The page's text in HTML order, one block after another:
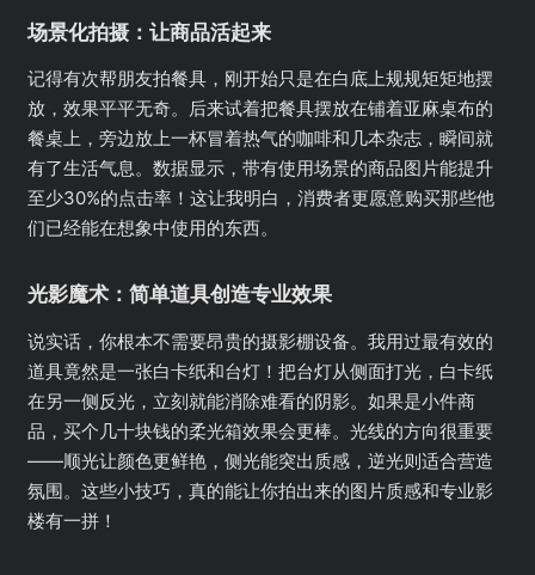
场景化拍摄：让商品活起来
记得有次帮朋友拍餐具，刚开始只是在白底上规规矩矩地摆
放，效果平平无奇。后来试着把餐具摆放在铺着亚麻桌布的
餐桌上，旁边放上一杯冒着热气的咖啡和几本杂志，瞬间就
有了生活气息。数据显示，带有使用场景的商品图片能提升
至少30%的点击率！这让我明白，消费者更愿意购买那些他
们已经能在想象中使用的东西。
光影魔术：简单道具创造专业效果
说实话，你根本不需要昂贵的摄影棚设备。我用过最有效的
道具竟然是一张白卡纸和台灯！把台灯从侧面打光，白卡纸
在另一侧反光，立刻就能消除难看的阴影。如果是小件商
品，买个几十块钱的柔光箱效果会更棒。光线的方向很重要
——顺光让颜色更鲜艳，侧光能突出质感，逆光则适合营造
氛围。这些小技巧，真的能让你拍出来的图片质感和专业影
楼有一拼！